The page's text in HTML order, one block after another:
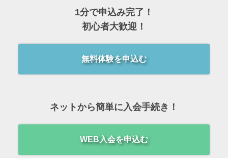
1分で申込み完了！
初心者大歓迎！
無料体験を申込む
ネットから簡単に入会手続き！
WEB入会を申込む